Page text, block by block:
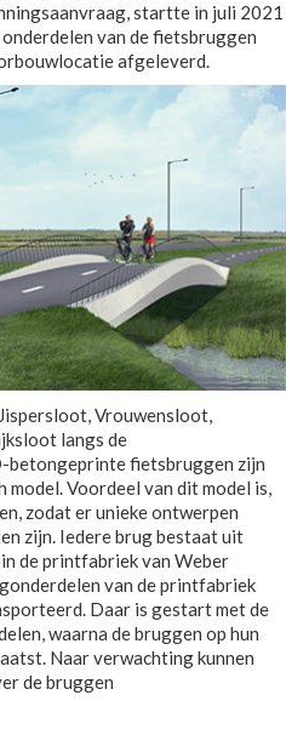
startte in juli 2021
van de fietsbruggen
afgeleverd.
Vrouwensloot,
langs de
betongeprinte fietsbruggen zijn
Voordeel van dit model is,
zodat er unieke ontwerpen
zijn. Iedere brug bestaat uit
de printfabriek van Weber
van de printfabriek
Daar is gestart met de
waarna de bruggen op hun
Naar verwachting kunnen
de bruggen